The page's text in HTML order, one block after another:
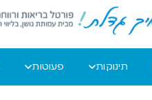
תינוקות פעוטות